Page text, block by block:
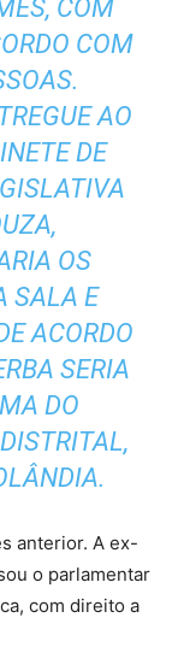
COM
COM
AO
DE
OS
SALA E
ACORDO
SERIA
DO
anterior. A ex-
o parlamentar
com direito a